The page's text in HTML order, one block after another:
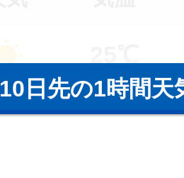
10日先の1時間天